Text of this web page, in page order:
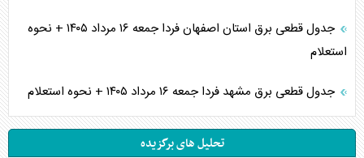
جدول قطعی برق استان اصفهان فردا جمعه ۱۶ مرداد ۱۴۰۵ + نحوه
استعلام
جدول قطعی برق مشهد فردا جمعه ۱۶ مرداد ۱۴۰۵ + نحوه استعلام
تحلیل های برگزیده